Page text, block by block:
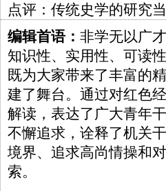
点评：传统史学的研究
编辑首语： 非学无以广
知识性、实用性、可读
既为大家带来了丰富的
建了舞台。通过对红色
解读，表达了广大青年
不懈追求，诠释了机关
境界、追求高尚情操和
索。